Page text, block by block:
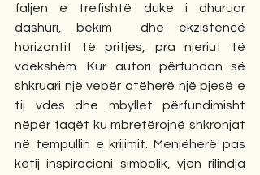
faljen e trefishtë duke i dhuruar
dashuri, bekim  dhe ekzistencë
horizontit të pritjes, pra njeriut të
vdekshëm. Kur autori përfundon së
shkruari një vepër atëherë një pjesë e
tij vdes dhe mbyllet përfundimisht
nëpër faqët ku mbretërojnë shkronjat
në tempullin e krijimit. Menjëherë pas
këtij inspiracioni simbolik, vjen rilindja